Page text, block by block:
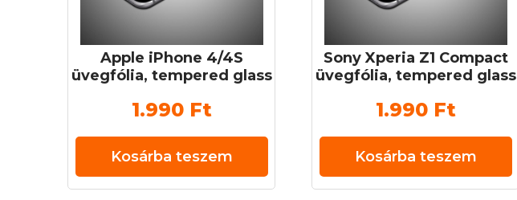
Apple iPhone 4/4S
üvegfólia, tempered glass
1.990 Ft
Kosárba teszem
Sony Xperia Z1 Compact
üvegfólia, tempered glass
1.990 Ft
Kosárba teszem